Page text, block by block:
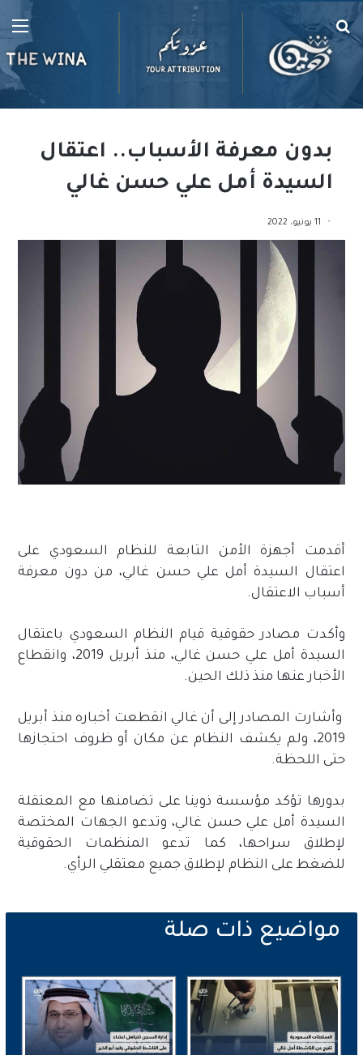
بحث
عن
بدون معرفة الأسباب.. اعتقال
السيدة أمل علي حسن غالي
11 يونيو، 2022
أقدمت أجهزة الأمن التابعة للنظام السعودي على
اعتقال السيدة أمل علي حسن غالي، من دون معرفة
أسباب الاعتقال.
وأكدت مصادر حقوقية قيام النظام السعودي باعتقال
السيدة أمل علي حسن غالي، منذ أبريل 2019، وانقطاع
الأخبار عنها منذ ذلك الحين.
وأشارت المصادر إلى أن غالي انقطعت أخباره منذ أبريل
2019، ولم يكشف النظام عن مكان أو ظروف احتجازها
حتى اللحظة.
بدورها تؤكد مؤسسة ذوينا على تضامنها مع المعتقلة
السيدة أمل علي حسن غالي، وتدعو الجهات المختصة
لإطلاق سراحها، كما تدعو المنظمات الحقوقية
للضغط على النظام لإطلاق جميع معتقلي الرأي.